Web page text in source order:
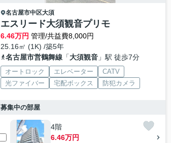
名古屋市中区大須
エスリード大須観音プリモ
6.46万円 管理/共益費8,000円
25.16㎡ (1K) /築5年
名古屋市営鶴舞線「大須観音」駅 徒歩7分
オートロック エレベーター
CATV
光ファイバー
宅配ボックス 防犯カメラ
募集中の部屋
4階
6.46万円